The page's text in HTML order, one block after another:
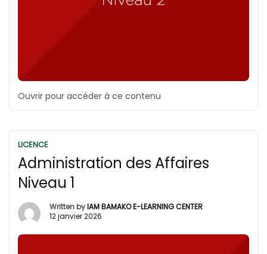
Ouvrir pour accéder à ce contenu
LICENCE
Administration des Affaires
Niveau 1
Written byIAM BAMAKO E-LEARNING CENTER
12 janvier 2026